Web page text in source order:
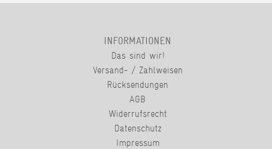
INFORMATIONEN
Das sind wir!
Versand- / Zahlweisen
Rücksendungen
AGB
Widerrufsrecht
Datenschutz
Impressum